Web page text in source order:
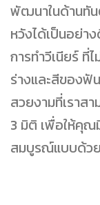
พัฒนาในด้านทัน
หวังได้เป็นอย่า
การทำวีเนียร์ ที่
ร่างและสีของ
สวยงามที่เราส
3 มิติ เพื่อให้คุ
สมบูรณ์แบบด้วย